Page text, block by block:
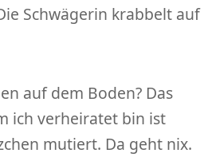
Schwägerin krabbelt auf
auf dem Boden? Das
ich verheiratet bin ist
mutiert. Da geht nix.